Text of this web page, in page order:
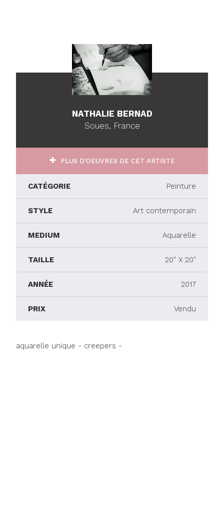
NATHALIE BERNAD
Soues, France
PLUS D'OEUVRES DE CET ARTISTE
CATÉGORIE Peinture
STYLE Art contemporain
MEDIUM Aquarelle
TAILLE 20" X 20"
ANNÉE 2017
PRIX Vendu
aquarelle unique - creepers -